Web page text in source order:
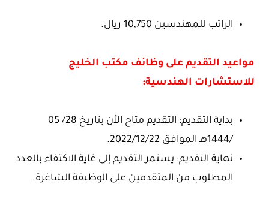
الراتب للمهندسين 10,750 ريال.
مواعيد التقديم على وظائف مكتب الخليج
للاستشارات الهندسية:
بداية التقديم: التقديم متاح الأن بتاريخ 28/ 05
/1444هـ الموافق 2022/12/22.
نهاية التقديم: يستمر التقديم إلى غاية الاكتفاء بالعدد
المطلوب من المتقدمين على الوظيفة الشاغرة.